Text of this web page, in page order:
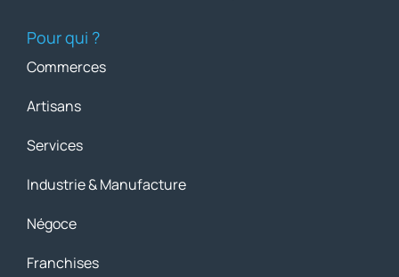
Pour qui ?
Commerces
Artisans
Services
Industrie & Manufacture
Négoce
Franchises